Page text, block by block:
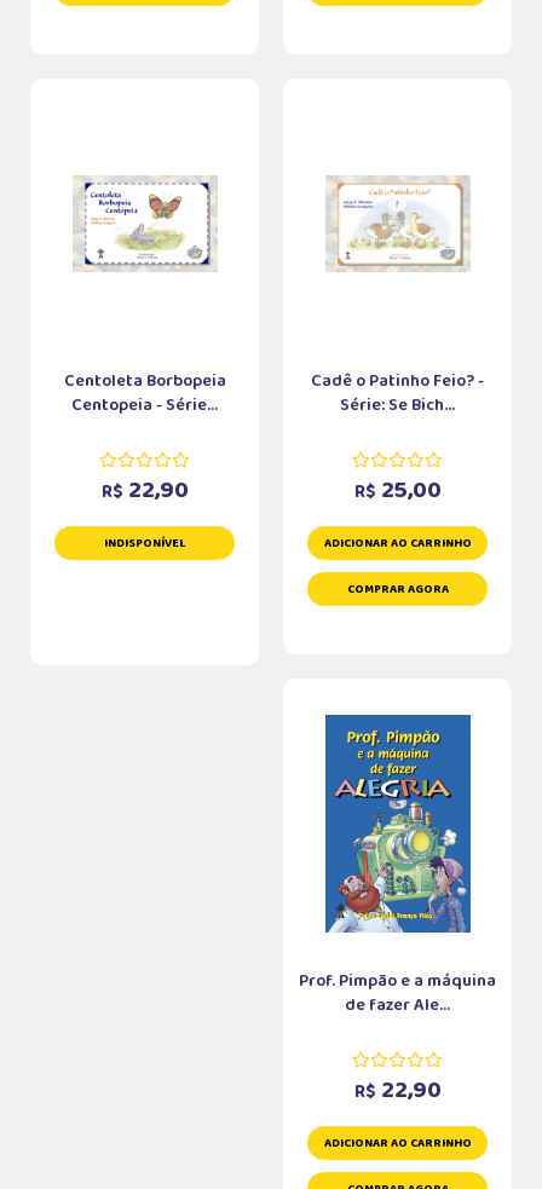
Centoleta Borbopeia
Centopeia - Série...
R$ 22,90
INDISPONÍVEL
Cadê o Patinho Feio? -
Série: Se Bich...
R$ 25,00
ADICIONAR AO CARRINHO
COMPRAR AGORA
Prof. Pimpão e a máquina
de fazer Ale...
R$ 22,90
ADICIONAR AO CARRINHO